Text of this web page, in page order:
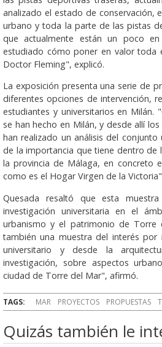
analizado el estado de conservación,
urbano y toda la parte de las pistas
que actualmente están un poco
estudiado cómo poner en valor toda
Doctor Fleming", explicó.
La exposición presenta una serie de
diferentes opciones de intervención,
estudiantes y universitarios en Milán.
se han hecho en Milán, y desde allí
han realizado un análisis del
de la importancia que tiene dentro de
la provincia de Málaga, en concreto
como es el Hogar Virgen de la
Quesada resaltó que esta
investigación universitaria en el
urbanismo y el patrimonio de Torre
también una muestra del interés por
universitario y desde la
investigación, sobre aspectos
ciudad de Torre del Mar", afirmó.
TAGS: MAR PROYECTOS PROPUESTAS
Quizás también le